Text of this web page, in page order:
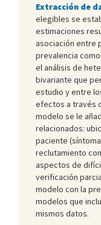
Extracción de
elegibles se
estimaciones
asociación entre
prevalencia
el análisis de
bivariante que
estudio y entre
efectos a través
modelo se le
relacionados:
paciente
reclutamiento
aspectos de
verificación
modelo con la
modelos que
mismos datos.